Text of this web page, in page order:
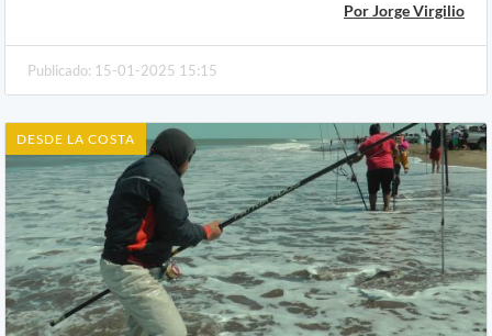
Por Jorge Virgilio
Publicado: 15-01-2025 15:15
DESDE LA COSTA